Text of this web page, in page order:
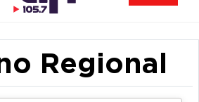
Regional